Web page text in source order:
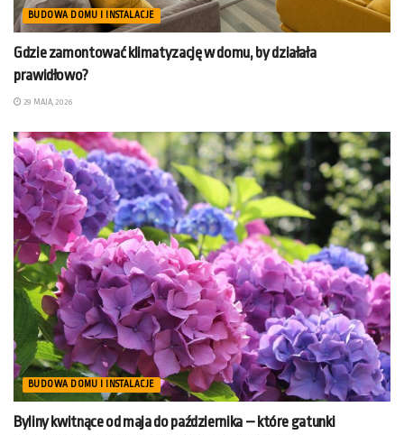
BUDOWA DOMU I INSTALACJE
Gdzie zamontować klimatyzację w domu, by działała
prawidłowo?
29 MAJA, 2026
BUDOWA DOMU I INSTALACJE
Byliny kwitnące od maja do października – które gatunki